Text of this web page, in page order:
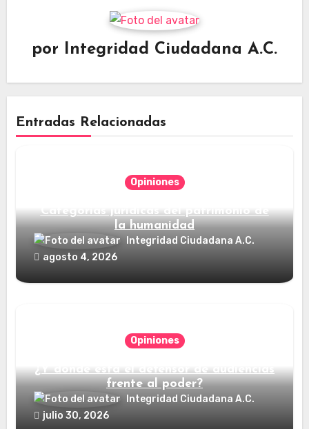
por Integridad Ciudadana A.C.
Entradas Relacionadas
Opiniones
Categorías jurídicas del patrimonio de
la humanidad
Integridad Ciudadana A.C.
agosto 4, 2026
Opiniones
¿Y dónde está el defensor de audiencias
frente al poder?
Integridad Ciudadana A.C.
julio 30, 2026